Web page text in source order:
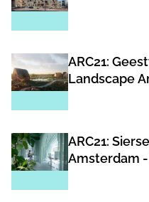
ARC21:
Landscape
ARC21:
Amsterdam